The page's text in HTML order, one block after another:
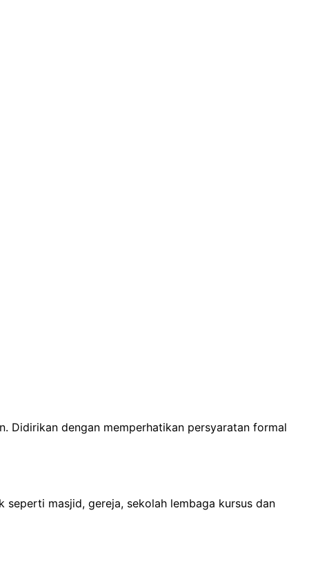
Didirikan dengan memperhatikan persyaratan formal
masjid, gereja, sekolah lembaga kursus dan